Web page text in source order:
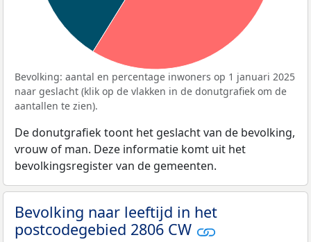
Bevolking: aantal en percentage inwoners op 1 januari 2025
naar geslacht (klik op de vlakken in de donutgrafiek om de
aantallen te zien).
De donutgrafiek toont het geslacht van de bevolking,
vrouw of man. Deze informatie komt uit het
bevolkingsregister van de gemeenten.
Bevolking naar leeftijd in het
postcodegebied 2806 CW